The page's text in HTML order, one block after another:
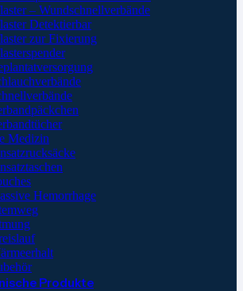
– Wundschnellverbände
Detektierbar
zur Fixierung
Medizin
Hemorrhage
Produkte